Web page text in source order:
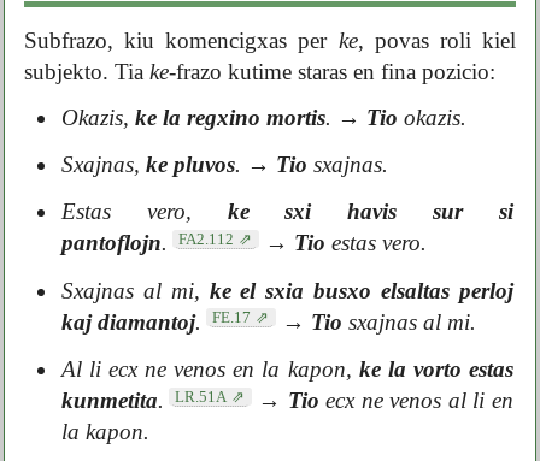
Subfrazo, kiu komencigxas per ke, povas roli kiel
subjekto. Tiake-frazo kutime staras en fina pozicio:
Okazis, ke la regxino mortis. → Tio okazis.
Sxajnas, ke pluvos. → Tio sxajnas.
Estas vero, ke sxi havis sur si
pantoflojn. FA2.112 → Tio estas vero.
Sxajnas al mi, ke el sxia busxo elsaltas perloj
kaj diamantoj. FE.17 → Tio sxajnas al mi.
Al li ecx ne venos en la kapon, ke la vorto estas
kunmetita. LR.51A → Tio ecx ne venos al li en
la kapon.